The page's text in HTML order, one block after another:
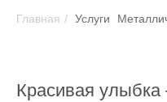
Главная / Услуги
Красивая